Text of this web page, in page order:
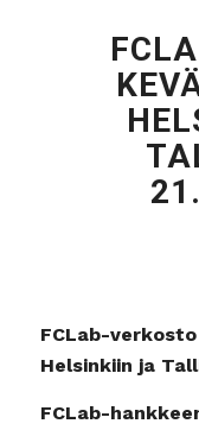
FCLab-
Helsinkiin ja
FCLab-